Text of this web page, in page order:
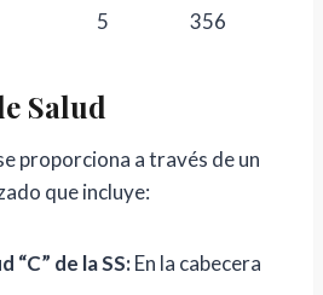
5 356
Salud
proporciona a través de un
que incluye:
“C” de la SS:En la cabecera